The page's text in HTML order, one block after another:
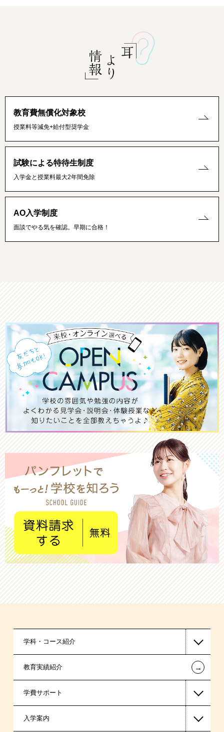
教育費無償化対象校
授業料等減免+給付型奨学金
試験による特待生制度
入学金と授業料最大2年間免除
AO入学制度
面談でやる気を確認。早期に合格！
学科・コース紹介
医療事務系
スポーツ・トレーナー系
東京経営大学 学士取得コース
教育実績紹介 ←
学費サポート
高等教育の修学支援新制度
入学案内